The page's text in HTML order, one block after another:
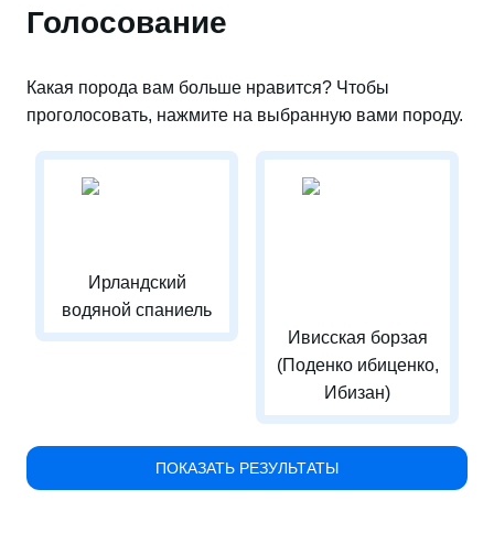
Голосование
Какая порода вам больше нравится? Чтобы
проголосовать, нажмите на выбранную вами породу.
Ирландский
водяной спаниель
Ивисская борзая
(Поденко ибиценко,
Ибизан)
ПОКАЗАТЬ РЕЗУЛЬТАТЫ